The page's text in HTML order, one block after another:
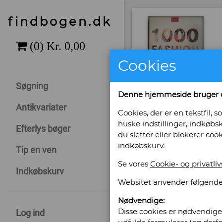
findbogen.dk
Søgning
Antikvariater
Efterlys bøger
Tip en ven
Indkøbskurv
Log ind
Sælges af:
5000 Odense C.
Telefonnr: 23271077
Cookies
Denne hjemmeside bruger
Cookies, der er en tekstfil,
huske indstillinger,
du sletter eller blokerer
indkøbskurv.
Se vores Cookie- og
Websitet anvender
Nødvendige:
Disse cookies er